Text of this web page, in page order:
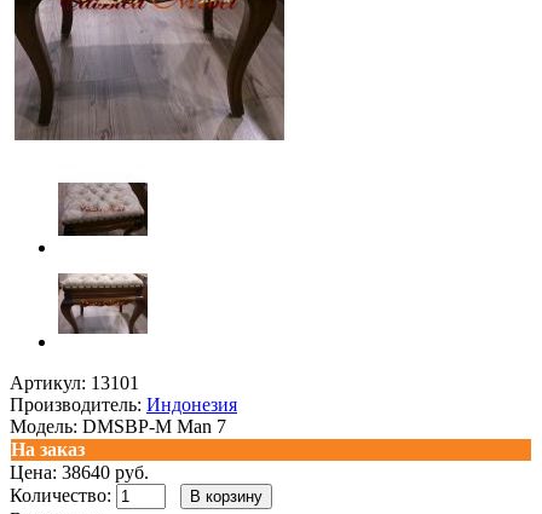
Артикул: 13101
Производитель: Индонезия
Модель: DMSBP-M Man 7
На заказ
Цена: 38640 руб.
Количество: